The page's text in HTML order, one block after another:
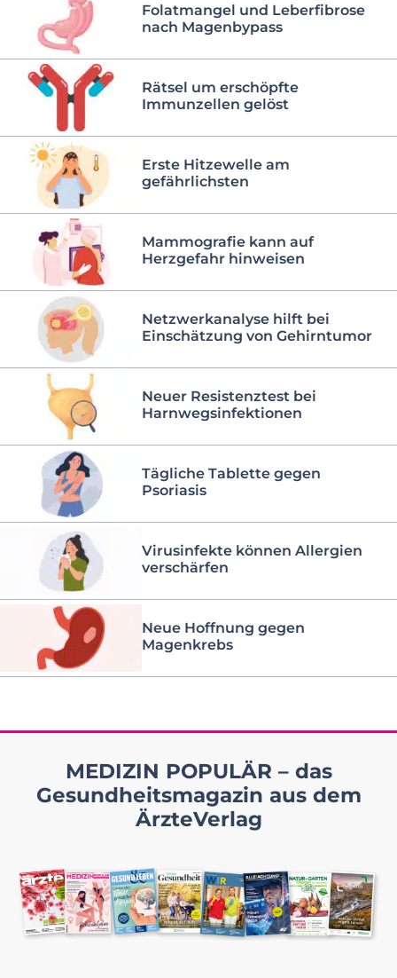
Folatmangel und Leberfibrose
nach Magenbypass
Rätsel um erschöpfte
Immunzellen gelöst
Erste Hitzewelle am
gefährlichsten
Mammografie kann auf
Herzgefahr hinweisen
Netzwerkanalyse hilft bei
Einschätzung von Gehirntumor
Neuer Resistenztest bei
Harnwegsinfektionen
Tägliche Tablette gegen
Psoriasis
Virusinfekte können Allergien
verschärfen
Neue Hoffnung gegen
Magenkrebs
MEDIZIN POPULÄR – das
Gesundheitsmagazin aus dem
ÄrzteVerlag